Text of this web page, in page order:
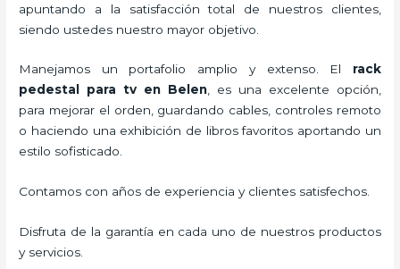
apuntando a la satisfacción total de nuestros clientes,
siendo ustedes nuestro mayor objetivo.
Manejamos un portafolio amplio y extenso. El rack
pedestal para tv en Belen, es una excelente opción,
para mejorar el orden, guardando cables, controles remoto
o haciendo una exhibición de libros favoritos aportando un
estilo sofisticado.
Contamos con años de experiencia y clientes satisfechos.
Disfruta de la garantía en cada uno de nuestros productos
y servicios.